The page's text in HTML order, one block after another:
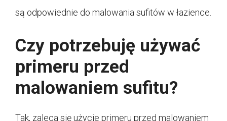
są odpowiednie do malowania sufitów w łazience.
Czy potrzebuję używać
primeru przed
malowaniem sufitu?
Tak, zaleca się użycie primeru przed malowaniem